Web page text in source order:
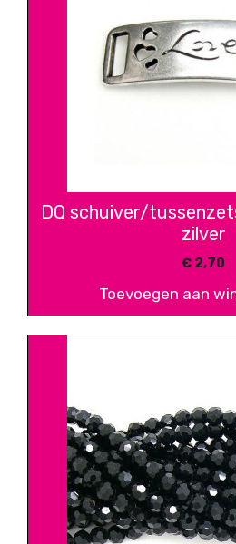
DQ schuiver/
zilver
€ 2,70
Toevoegen aan